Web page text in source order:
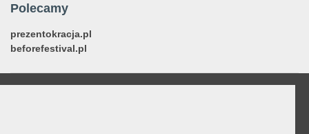
Polecamy
prezentokracja.pl
beforefestival.pl